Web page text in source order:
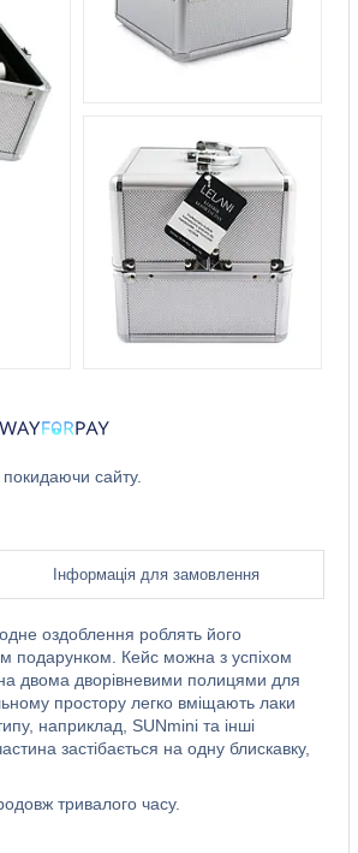
сайту.
Інформація для замовлення
оздоблення роблять його
подарунком. Кейс можна з успіхом
двома дворівневими полицями для
простору легко вміщають лаки
наприклад, SUNmini та інші
застібається на одну блискавку,
тривалого часу.